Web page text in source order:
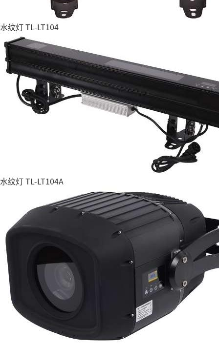
水纹灯 TL-LT104
水纹灯 TL-LT104A